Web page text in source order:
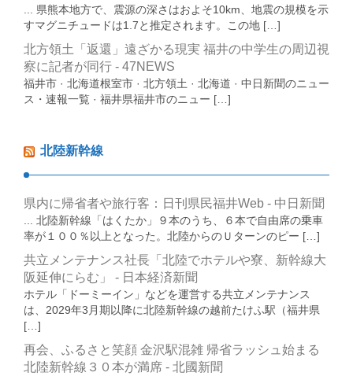
... 県熊本地方で、震源の深さはおよそ10km、地震の規模を示
すマグニチュードは1.7と推定されます。この地 […]
北方領土「返還」遠ざかる現実 福井の中学生の周辺視
察に記者が同行 - 47NEWS
福井市 · 北海道根室市 · 北方領土 · 北海道 · 中日新聞のニュー
ス・速報一覧 · 福井県福井市のニュー […]
北陸新幹線
県内に帰省者や旅行客：日刊県民福井Web - 中日新聞
... 北陸新幹線「はくたか」９本のうち、６本で自由席の乗車
率が１００％以上となった。北陸からのＵターンのピー […]
共立メンテナンス社長「北陸でホテルや寮、新幹線大
阪延伸にらむ」 - 日本経済新聞
ホテル「ドーミーイン」などを運営する共立メンテナンス
は、2029年3月期以降に北陸新幹線の越前たけふ駅（福井県
[…]
再会、ふるさと笑顔 金沢駅混雑 帰省ラッシュ始まる
北陸新幹線３０本が満席 - 北國新聞